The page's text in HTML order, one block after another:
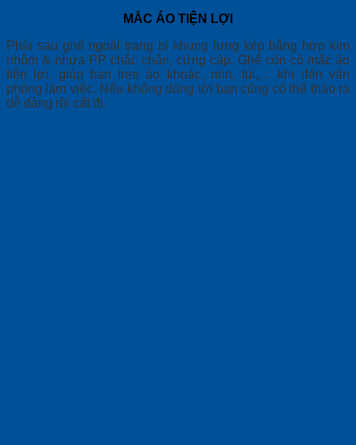
MẮC ÁO TIỆN LỢI
Phía sau ghế ngoài trang bị khung lưng kép bằng hợp kim
nhôm & nhựa PP chắc chắn, cứng cáp. Ghế còn có mắc áo
tiện lợi, giúp bạn treo áo khoác, nón, túi,… khi đến văn
phòng làm việc. Nếu không dùng tới bạn cũng có thể tháo ra
dễ dàng rồi cất đi.